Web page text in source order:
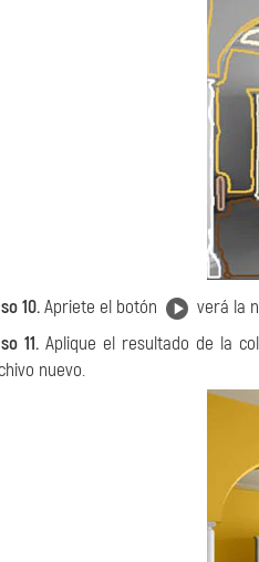
10.Apriete el botón verá la
11.Aplique el resultado de la
nuevo.